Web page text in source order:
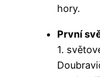
hory.
První
1.